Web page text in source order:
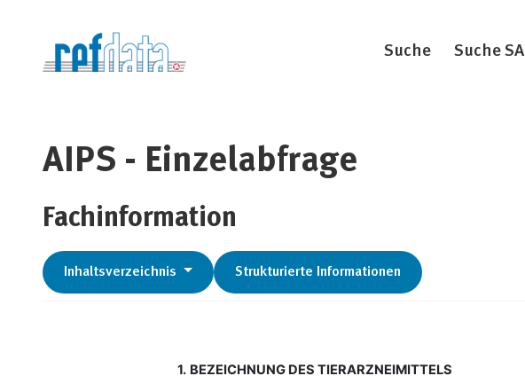
Suche Suche SAI
AIPS - Einzelabfrage
Fachinformation
Inhaltsverzeichnis Strukturierte Informationen